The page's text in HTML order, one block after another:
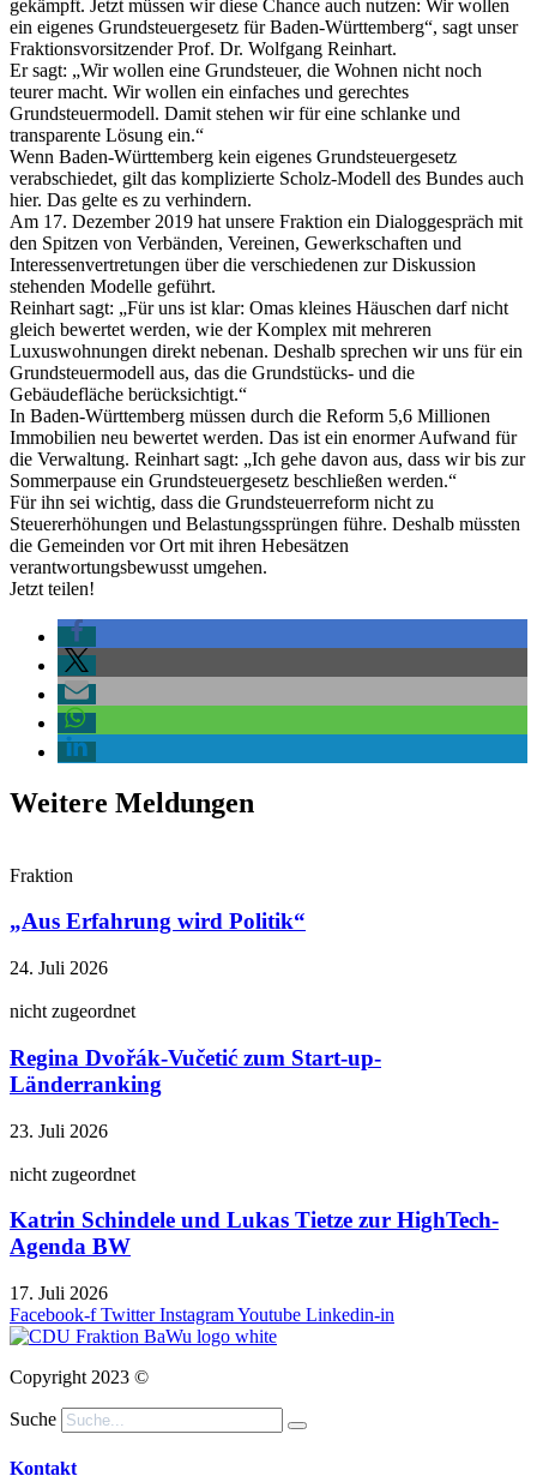
gekämpft. Jetzt müssen wir diese Chance auch nutzen: Wir wollen
ein eigenes Grundsteuergesetz für Baden-Württemberg“, sagt unser
Fraktionsvorsitzender Prof. Dr. Wolfgang Reinhart.
Er sagt: „Wir wollen eine Grundsteuer, die Wohnen nicht noch
teurer macht. Wir wollen ein einfaches und gerechtes
Grundsteuermodell. Damit stehen wir für eine schlanke und
transparente Lösung ein.“
Wenn Baden-Württemberg kein eigenes Grundsteuergesetz
verabschiedet, gilt das komplizierte Scholz-Modell des Bundes auch
hier. Das gelte es zu verhindern.
Am 17. Dezember 2019 hat unsere Fraktion ein Dialoggespräch mit
den Spitzen von Verbänden, Vereinen, Gewerkschaften und
Interessenvertretungen über die verschiedenen zur Diskussion
stehenden Modelle geführt.
Reinhart sagt: „Für uns ist klar: Omas kleines Häuschen darf nicht
gleich bewertet werden, wie der Komplex mit mehreren
Luxuswohnungen direkt nebenan. Deshalb sprechen wir uns für ein
Grundsteuermodell aus, das die Grundstücks- und die
Gebäudefläche berücksichtigt.“
In Baden-Württemberg müssen durch die Reform 5,6 Millionen
Immobilien neu bewertet werden. Das ist ein enormer Aufwand für
die Verwaltung. Reinhart sagt: „Ich gehe davon aus, dass wir bis zur
Sommerpause ein Grundsteuergesetz beschließen werden.“
Für ihn sei wichtig, dass die Grundsteuerreform nicht zu
Steuererhöhungen und Belastungssprüngen führe. Deshalb müssten
die Gemeinden vor Ort mit ihren Hebesätzen
verantwortungsbewusst umgehen.
Jetzt teilen!
Weitere Meldungen
Fraktion
„Aus Erfahrung wird Politik“
24. Juli 2026
nicht zugeordnet
Regina Dvořák-Vučetić zum Start-up-
Länderranking
23. Juli 2026
nicht zugeordnet
Katrin Schindele und Lukas Tietze zur HighTech-
Agenda BW
17. Juli 2026
Facebook-f Twitter InstagramYoutube Linkedin-in
Copyright 2023 ©
Suche
Kontakt